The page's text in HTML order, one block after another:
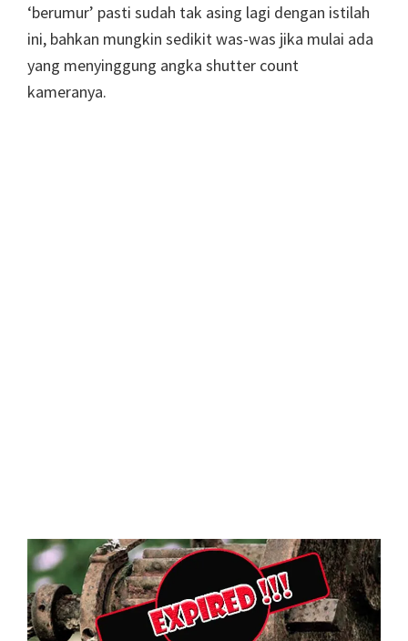
‘berumur’ pasti sudah tak asing lagi dengan istilah
ini, bahkan mungkin sedikit was-was jika mulai ada
yang menyinggung angka shutter count
kameranya.